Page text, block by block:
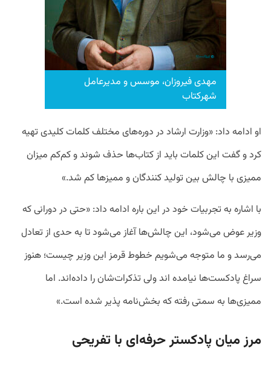
مهدی فیروزان، موسس و مدیرعامل
شهرکتاب
او ادامه داد: «وزارت ارشاد در دوره‌های مختلف کلمات کلیدی تهیه
کرد و گفت این کلمات باید از کتاب‌ها حذف شوند و کم‌کم میزان
ممیزی با چالش بین تولید کنندگان و ممیزها کم شد.»
با اشاره به تجربیات خود در این باره ادامه داد: «حتی در دورانی که
وزیر عوض می‌شود، این چالش‌ها آغاز می‌شود تا به حدی از تعادل
می‌رسد و ما متوجه می‌شویم خطوط قرمز این وزیر چیست؛ هنوز
سراغ پادکست‌ها نیامده اند ولی تذکرات‌شان را داده‌اند. اما
ممیزی‌‌ها به سمتی رفته که بخش‌نامه پذیر شده است.»
مرز میان پادکستر حرفه‌ای با تفریحی